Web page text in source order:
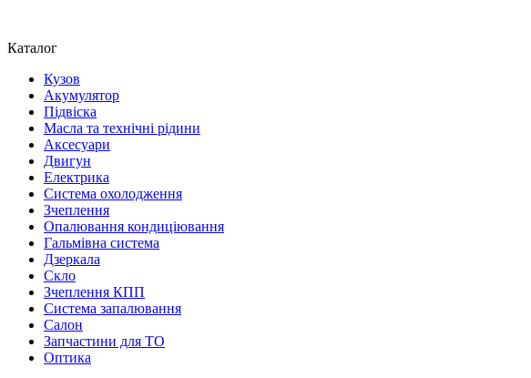
Каталог
Кузов
Акумулятор
Підвіска
Масла та технічні рідини
Аксесуари
Двигун
Електрика
Система охолодження
Зчеплення
Опалювання кондиціювання
Гальмівна система
Дзеркала
Скло
Зчеплення КПП
Система запалювання
Салон
Запчастини для ТО
Оптика